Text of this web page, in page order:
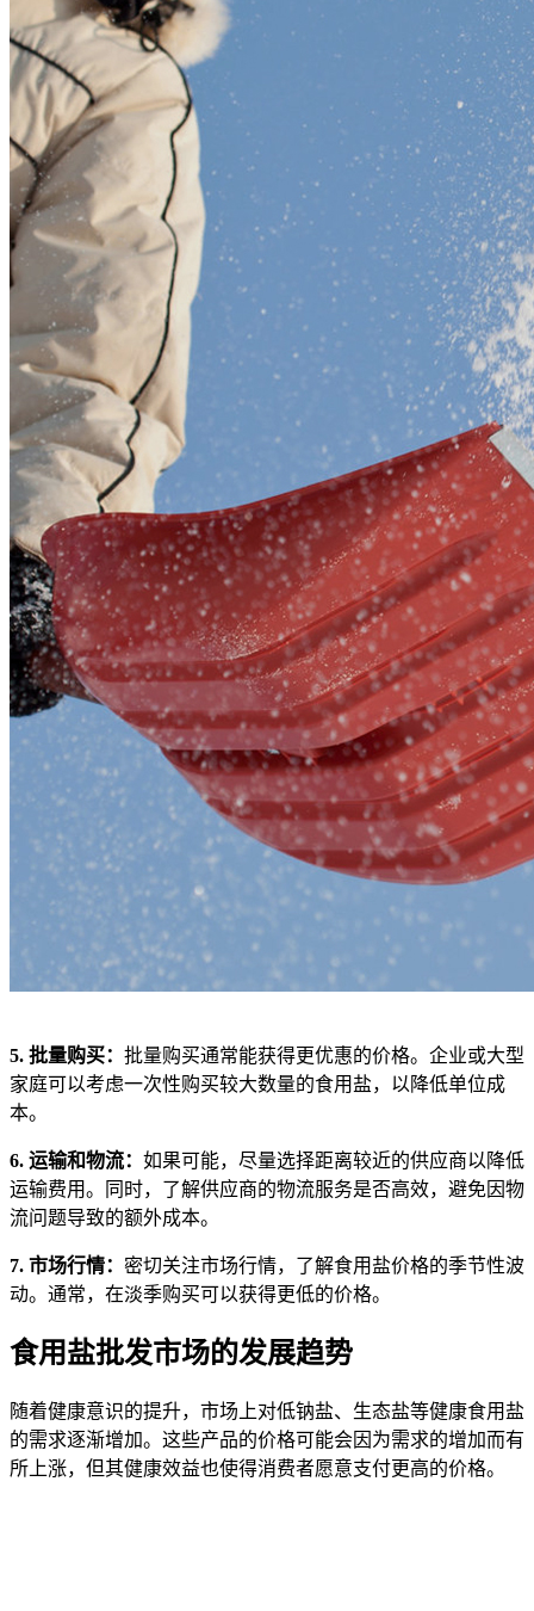
5. 批量购买： 批量购买通常能获得更优惠的价格。企业或大型
家庭可以考虑一次性购买较大数量的食用盐，以降低单位成
本。
6. 运输和物流： 如果可能，尽量选择距离较近的供应商以降低
运输费用。同时，了解供应商的物流服务是否高效，避免因物
流问题导致的额外成本。
7. 市场行情： 密切关注市场行情，了解食用盐价格的季节性波
动。通常，在淡季购买可以获得更低的价格。
食用盐批发市场的发展趋势
随着健康意识的提升，市场上对低钠盐、生态盐等健康食用盐
的需求逐渐增加。这些产品的价格可能会因为需求的增加而有
所上涨，但其健康效益也使得消费者愿意支付更高的价格。